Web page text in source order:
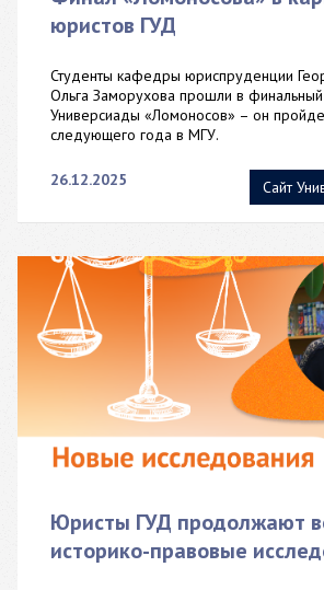
Сайт
юристов ГУД
Студенты кафедры юриспруденции
Ольга Заморухова прошли в финальный
Универсиады «Ломоносов» – он
следующего года в МГУ.
26.12.2025
Юристы ГУД продолжают
историко-правовые